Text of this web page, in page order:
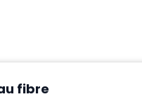
fibre